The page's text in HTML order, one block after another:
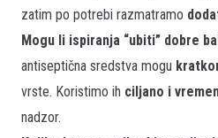
zatim po potrebi razmatramo
Mogu li ispiranja “ubiti” dobre
antiseptična sredstva mogu
vrste. Koristimo ih ciljano i
nadzor.